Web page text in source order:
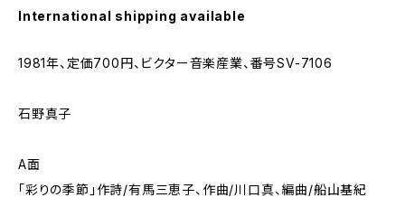
International shipping available
1981年、定価700円、ビクター音楽産業、番号SV-7106
石野真子
A面
「彩りの季節」作詩/有馬三恵子、作曲/川口真、編曲/船山基紀